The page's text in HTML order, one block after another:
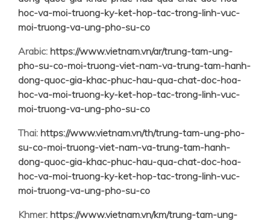
hoc-va-moi-truong-ky-ket-hop-tac-trong-linh-vuc-
moi-truong-va-ung-pho-su-co
Arabic: https://www.vietnam.vn/ar/trung-tam-ung-
pho-su-co-moi-truong-viet-nam-va-trung-tam-hanh-
dong-quoc-gia-khac-phuc-hau-qua-chat-doc-hoa-
hoc-va-moi-truong-ky-ket-hop-tac-trong-linh-vuc-
moi-truong-va-ung-pho-su-co
Thai: https://www.vietnam.vn/th/trung-tam-ung-pho-
su-co-moi-truong-viet-nam-va-trung-tam-hanh-
dong-quoc-gia-khac-phuc-hau-qua-chat-doc-hoa-
hoc-va-moi-truong-ky-ket-hop-tac-trong-linh-vuc-
moi-truong-va-ung-pho-su-co
Khmer: https://www.vietnam.vn/km/trung-tam-ung-